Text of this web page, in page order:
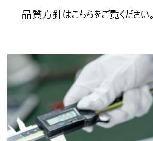
品質方針はこちらをご覧ください。